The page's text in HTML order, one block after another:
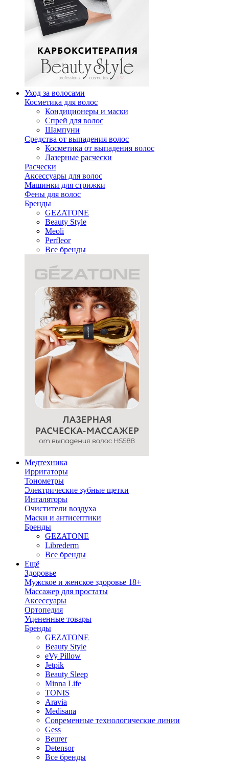
Уход за волосами
Косметика для волос
Кондиционеры и маски
Спрей для волос
Шампуни
Средства от выпадения волос
Косметика от выпадения волос
Лазерные расчески
Расчески
Аксессуары для волос
Машинки для стрижки
Фены для волос
Бренды
GEZATONE
Beauty Style
Meoli
Perfleor
Все бренды
Медтехника
Ирригаторы
Тонометры
Электрические зубные щетки
Ингаляторы
Очистители воздуха
Маски и антисептики
Бренды
GEZATONE
Librederm
Все бренды
Ещё
Здоровье
Мужское и женское здоровье 18+
Массажер для простаты
Аксессуары
Ортопедия
Уцененные товары
Бренды
GEZATONE
Beauty Style
eVy Pillow
Jetpik
Beauty Sleep
Minna Life
TONIS
Aravia
Medisana
Современные технологические линии
Gess
Beurer
Detensor
Все бренды